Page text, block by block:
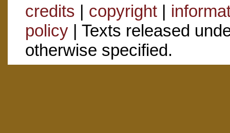
credits | copyright|
policy| Texts released
otherwise specified.